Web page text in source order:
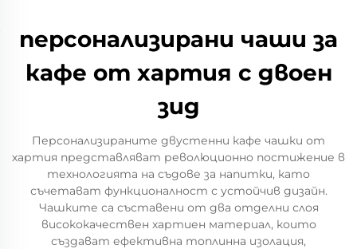
персонализирани чаши за
кафе от хартия с двоен
зид
Персонализираните двустенни кафе чашки от
хартия представляват революционно постижение в
технологията на съдове за напитки, като
съчетават функционалност с устойчив дизайн.
Чашките са съставени от два отделни слоя
висококачествен хартиен материал, които
създават ефективна топлинна изолация,